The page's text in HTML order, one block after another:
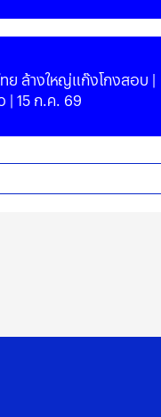
ทย ล้างใหญ่แก๊งโกงสอบ |
| 15 ก.ค. 69